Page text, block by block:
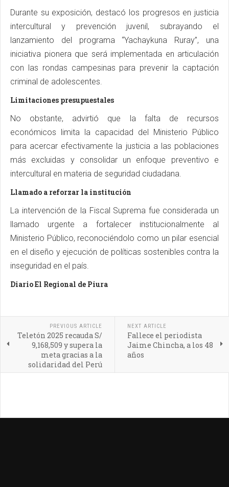
Durante su exposición, destacó los progresos en justicia
intercultural y prevención juvenil, subrayando el
lanzamiento del programa “Yachaykuna Ruray”, una
iniciativa pionera que será implementada en articulación
con las rondas campesinas para prevenir la captación
criminal de adolescentes.
Limitaciones presupuestales
No obstante, advirtió que la falta de recursos
económicos limita la capacidad del Ministerio Público
para acercar efectivamente la justicia a las poblaciones
más excluidas y consolidar un enfoque preventivo e
intercultural en materia de seguridad ciudadana.
Llamado a reforzar la institución
La intervención de la Fiscal Suprema fue considerada un
llamado urgente a fortalecer institucionalmente al
Ministerio Público, reconociéndolo como un pilar esencial
en el diseño y ejecución de políticas sostenibles contra la
inseguridad en el país.
Diario El Regional de Piura
PREVIOUS ARTICLE
Teletón 2025 recauda S/
9,168,509 y supera la
meta gracias a la
solidaridad del Perú
NEXT ARTICLE
Fallece el periodista
Jaime Chincha, a los 48
años